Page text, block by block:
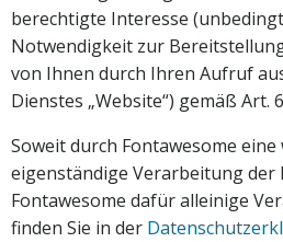
berechtigte Interesse
Notwendigkeit zur
von Ihnen durch Ihren Aufruf
Dienstes „Website“) gemäß Art.
Soweit durch Fontawesome
eigenständige Verarbeitung
Fontawesome dafür alleinige
finden Sie in der